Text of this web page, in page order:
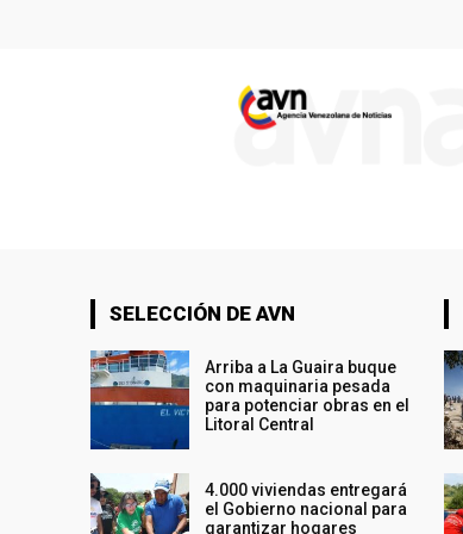
SELECCIÓN DE AVN
Arriba a La Guaira buque
con maquinaria pesada
para potenciar obras en el
Litoral Central
4.000 viviendas entregará
el Gobierno nacional para
garantizar hogares